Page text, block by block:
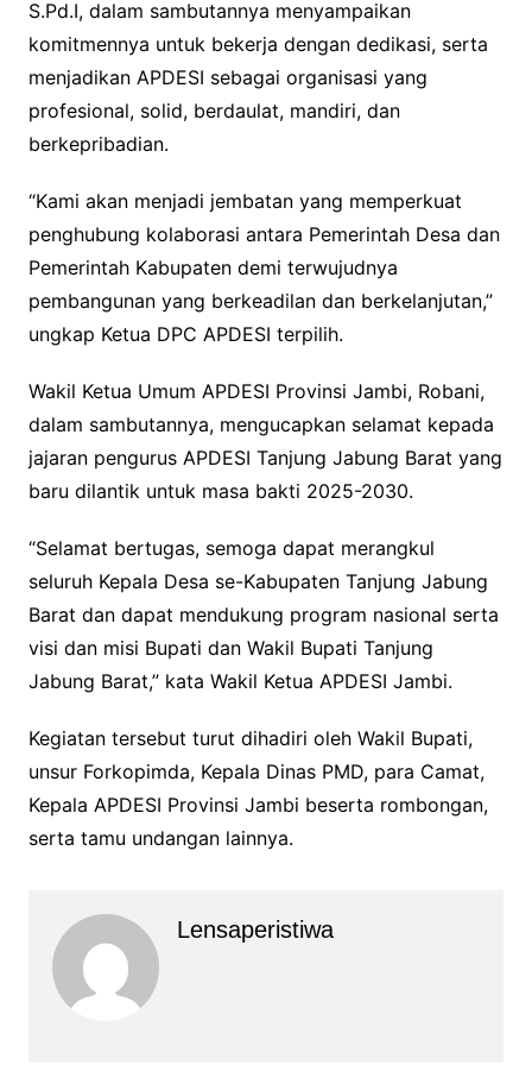
S.Pd.I, dalam sambutannya menyampaikan
komitmennya untuk bekerja dengan dedikasi, serta
menjadikan APDESI sebagai organisasi yang
profesional, solid, berdaulat, mandiri, dan
berkepribadian.
“Kami akan menjadi jembatan yang memperkuat
penghubung kolaborasi antara Pemerintah Desa dan
Pemerintah Kabupaten demi terwujudnya
pembangunan yang berkeadilan dan berkelanjutan,”
ungkap Ketua DPC APDESI terpilih.
Wakil Ketua Umum APDESI Provinsi Jambi, Robani,
dalam sambutannya, mengucapkan selamat kepada
jajaran pengurus APDESI Tanjung Jabung Barat yang
baru dilantik untuk masa bakti 2025-2030.
“Selamat bertugas, semoga dapat merangkul
seluruh Kepala Desa se-Kabupaten Tanjung Jabung
Barat dan dapat mendukung program nasional serta
visi dan misi Bupati dan Wakil Bupati Tanjung
Jabung Barat,” kata Wakil Ketua APDESI Jambi.
Kegiatan tersebut turut dihadiri oleh Wakil Bupati,
unsur Forkopimda, Kepala Dinas PMD, para Camat,
Kepala APDESI Provinsi Jambi beserta rombongan,
serta tamu undangan lainnya.
Lensaperistiwa